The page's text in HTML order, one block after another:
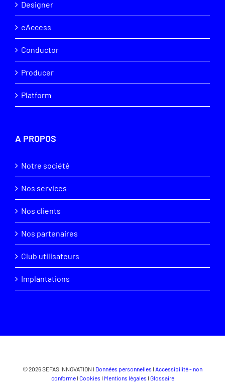
Designer
eAccess
Conductor
Producer
Platform
A PROPOS
Notre société
Nos services
Nos clients
Nos partenaires
Club utilisateurs
Implantations
© 2026 SEFAS INNOVATION I Données personnelles I Accessibilité - non
conformeI Cookies I Mentions légales I Glossaire